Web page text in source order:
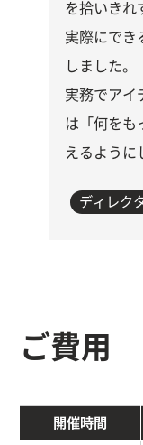
を拾いきれ
実際にでき
しました。
実務でアイ
は「何をも
えるように
ディレク
ご費用
開催時間